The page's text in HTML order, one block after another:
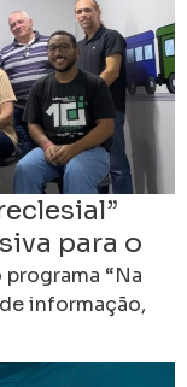
para o
“Na
informação,